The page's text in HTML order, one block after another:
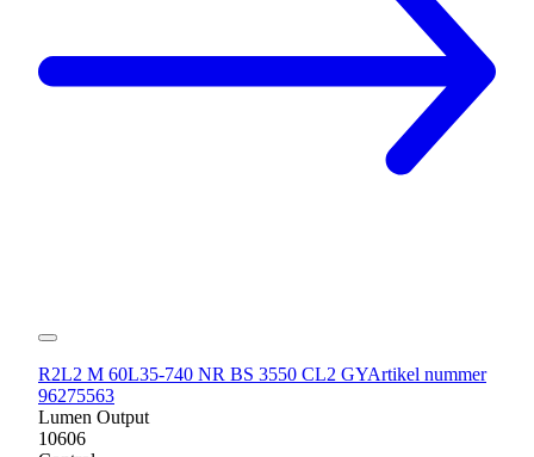
R2L2 M 60L35-740 NR BS 3550 CL2 GYArtikel nummer
96275563
Lumen Output
10606